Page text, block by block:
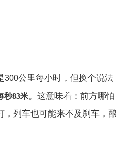
300公里每小时，但换个说法
秒83米。这意味着：前方哪怕
，列车也可能来不及刹车，酿